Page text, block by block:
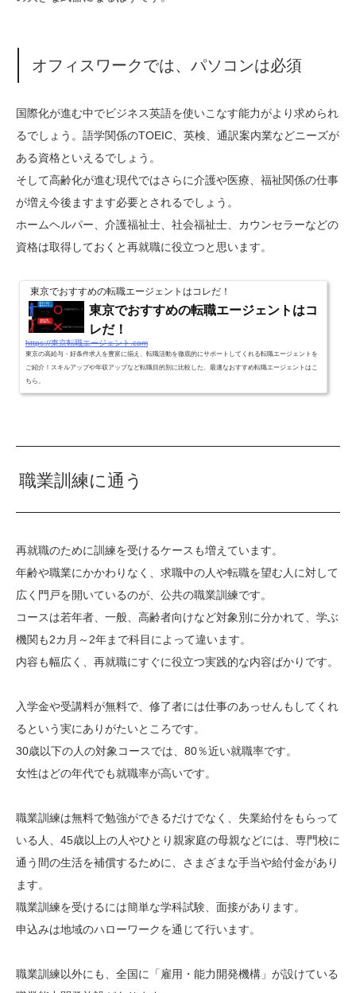
オフィスワークでは、パソコンは必須
国際化が進む中でビジネス英語を使いこなす能力がより求められ
るでしょう。語学関係のTOEIC、英検、通訳案内業などニーズが
ある資格といえるでしょう。
そして高齢化が進む現代ではさらに介護や医療、福祉関係の仕事
が増え今後ますます必要とされるでしょう。
ホームヘルパー、介護福祉士、社会福祉士、カウンセラーなどの
資格は取得しておくと再就職に役立つと思います。
東京でおすすめの転職エージェントはコレだ！
東京でおすすめの転職エージェントはコ
レだ！
https://東京転職エージェント.com
東京の高給与・好条件求人を豊富に揃え、転職活動を徹底的にサポートしてくれる転職エージェントを
ご紹介！スキルアップや年収アップなど転職目的別に比較した、最適なおすすめ転職エージェントはこ
ちら。
職業訓練に通う
再就職のために訓練を受けるケースも増えています。
年齢や職業にかかわりなく、求職中の人や転職を望む人に対して
広く門戸を開いているのが、公共の職業訓練です。
コースは若年者、一般、高齢者向けなど対象別に分かれて、学ぶ
機関も2カ月～2年まで科目によって違います。
内容も幅広く、再就職にすぐに役立つ実践的な内容ばかりです。
入学金や受講料が無料で、修了者には仕事のあっせんもしてくれ
るという実にありがたいところです。
30歳以下の人の対象コースでは、80％近い就職率です。
女性はどの年代でも就職率が高いです。
職業訓練は無料で勉強ができるだけでなく、失業給付をもらって
いる人、45歳以上の人やひとり親家庭の母親などには、専門校に
通う間の生活を補償するために、さまざまな手当や給付金があり
ます。
職業訓練を受けるには簡単な学科試験、面接があります。
申込みは地域のハローワークを通じて行います。
職業訓練以外にも、全国に「雇用・能力開発機構」が設けている